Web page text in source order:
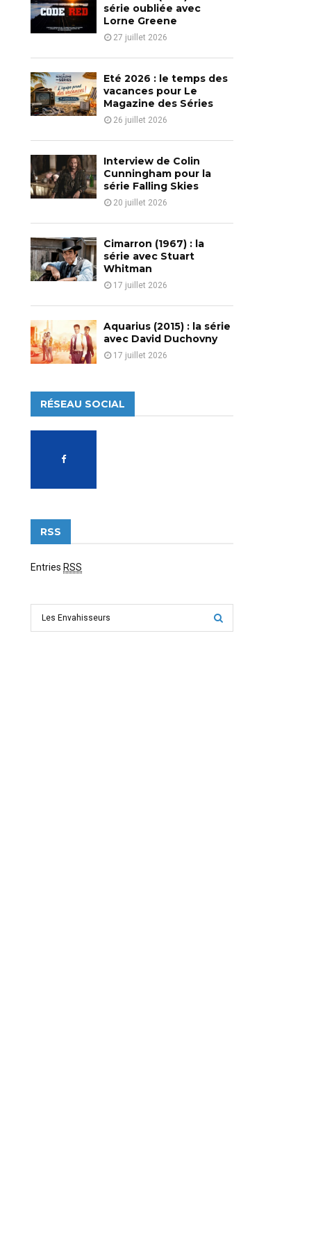
o
r
:
H
série oubliée avec
Lorne Greene
27 juillet 2026
Eté 2026 : le temps des
vacances pour Le
Magazine des Séries
26 juillet 2026
Interview de Colin
Cunningham pour la
série Falling Skies
20 juillet 2026
Cimarron (1967) : la
série avec Stuart
Whitman
17 juillet 2026
Aquarius (2015) : la série
avec David Duchovny
17 juillet 2026
RÉSEAU SOCIAL
RSS
Entries RSS